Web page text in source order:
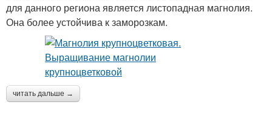
для данного региона является листопадная магнолия.
Она более устойчива к заморозкам.
читать дальше →